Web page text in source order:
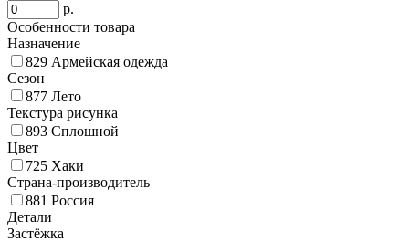
р.
Особенности товара
Назначение
829 Армейская одежда
Сезон
877 Лето
Текстура рисунка
893 Сплошной
Цвет
725 Хаки
Страна-производитель
881 Россия
Детали
Застёжка